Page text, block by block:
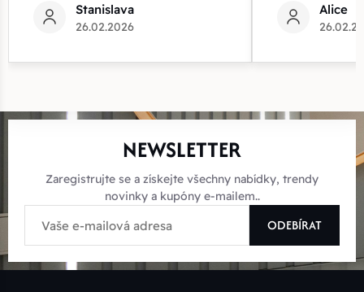
Stanislava
26.02.2026
Alice
NEWSLETTER
Zaregistrujte se a získejte všechny nabídky, trendy
novinky a kupóny e-mailem..
ODEBÍRAT